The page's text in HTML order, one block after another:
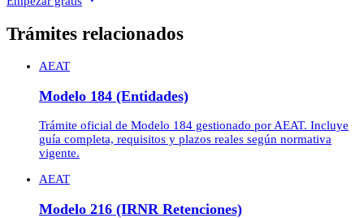
Trámites relacionados
AEAT
Modelo 184 (Entidades)
Trámite oficial de Modelo 184 gestionado por AEAT. Incluye
guía completa, requisitos y plazos reales según normativa
vigente.
AEAT
Modelo 216 (IRNR Retenciones)